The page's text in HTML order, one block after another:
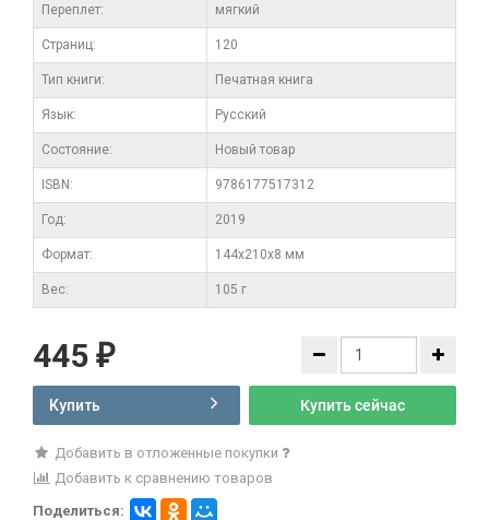
Переплет: мягкий
Cтраниц: 120
Тип книги: Печатная книга
Язык: Русский
Состояние: Новый товар
ISBN: 9786177517312
Год: 2019
Формат: 144х210х8 мм
Вес: 105 г
445 ₽
Купить Купить сейчас
Добавить в отложенные покупки
Добавить к сравнению товаров
Поделиться: